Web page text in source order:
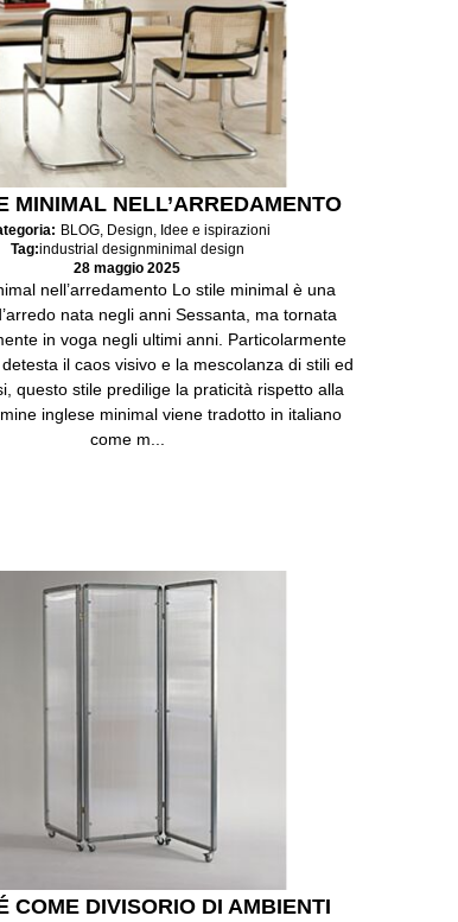
MINIMAL NELL’ARREDAMENTO
BLOG, Design, Idee e ispirazioni
Tag:industrial designminimal design
28 maggio 2025
nell’arredamento Lo stile minimal è una
nata negli anni Sessanta, ma tornata
in voga negli ultimi anni. Particolarmente
il caos visivo e la mescolanza di stili ed
questo stile predilige la praticità rispetto alla
inglese minimal viene tradotto in italiano
come m...
COME DIVISORIO DI AMBIENTI